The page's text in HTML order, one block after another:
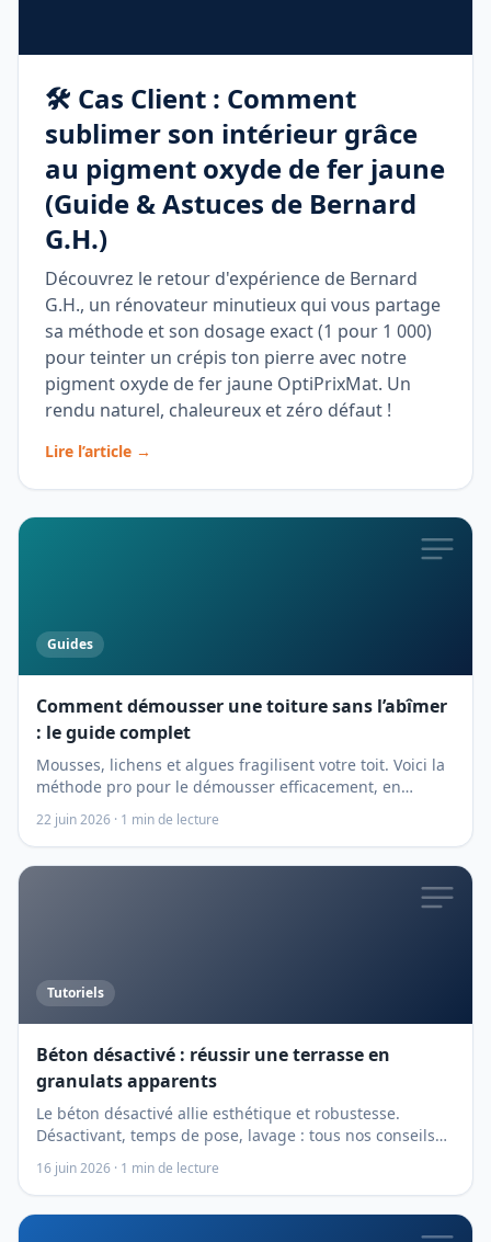
🛠️ Cas Client : Comment
sublimer son intérieur grâce
au pigment oxyde de fer jaune
(Guide & Astuces de Bernard
G.H.)
Découvrez le retour d'expérience de Bernard
G.H., un rénovateur minutieux qui vous partage
sa méthode et son dosage exact (1 pour 1 000)
pour teinter un crépis ton pierre avec notre
pigment oxyde de fer jaune OptiPrixMat. Un
rendu naturel, chaleureux et zéro défaut !
Lire l’article →
Guides
Comment démousser une toiture sans l’abîmer
: le guide complet
Mousses, lichens et algues fragilisent votre toit. Voici la
méthode pro pour le démousser efficacement, en
préventif comme en curatif, sans haute pression
destructrice.
22 juin 2026 · 1 min de lecture
Tutoriels
Béton désactivé : réussir une terrasse en
granulats apparents
Le béton désactivé allie esthétique et robustesse.
Désactivant, temps de pose, lavage : tous nos conseils
de pro pour un résultat impeccable.
16 juin 2026 · 1 min de lecture